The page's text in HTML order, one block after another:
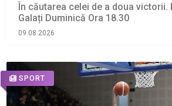
În căutarea celei de a doua victorii.
Galați Duminică Ora 18.30
09.08.2026
SPORT